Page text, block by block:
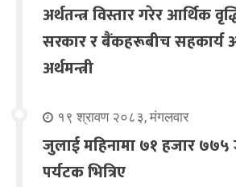
अर्थतन्त्र विस्तार गरेर आर्थिक
सरकार र बैंकहरूबीच सहकार्य
अर्थमन्त्री
१९ श्रावण २०८३, मंगलवार
जुलाई महिनामा ७१ हजार ७७५
पर्यटक भित्रिए